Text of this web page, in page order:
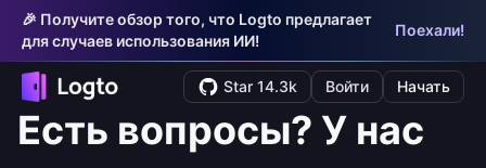
🎉 Получите обзор того, что Logto предлагает
для случаев использования ИИ!
Поехали!
Star 14.3k Войти Начать
Есть вопросы? У нас